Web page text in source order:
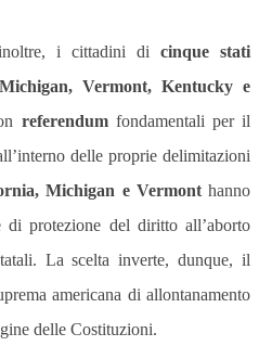
i cittadini di cinque stati
Vermont, Kentucky e
referendumfondamentali per il
delle proprie delimitazioni
Michigan e Vermont hanno
di protezione del diritto all’aborto
La scelta inverte, dunque, il
americana di allontanamento
delle Costituzioni.